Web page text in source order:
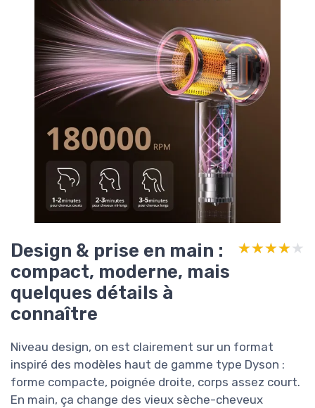
Design & prise en main :
compact, moderne, mais
quelques détails à
connaître
★★★★★
★★★★★
Niveau design, on est clairement sur un format
inspiré des modèles haut de gamme type Dyson :
forme compacte, poignée droite, corps assez court.
En main, ça change des vieux sèche-cheveux